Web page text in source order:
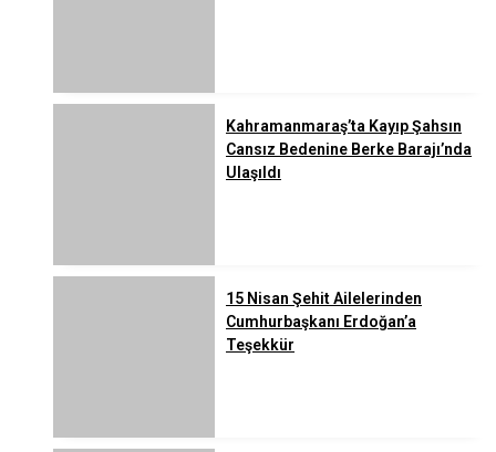
Kahramanmaraş’ta Kayıp Şahsın
Cansız Bedenine Berke Barajı’nda
Ulaşıldı
15 Nisan Şehit Ailelerinden
Cumhurbaşkanı Erdoğan’a
Teşekkür